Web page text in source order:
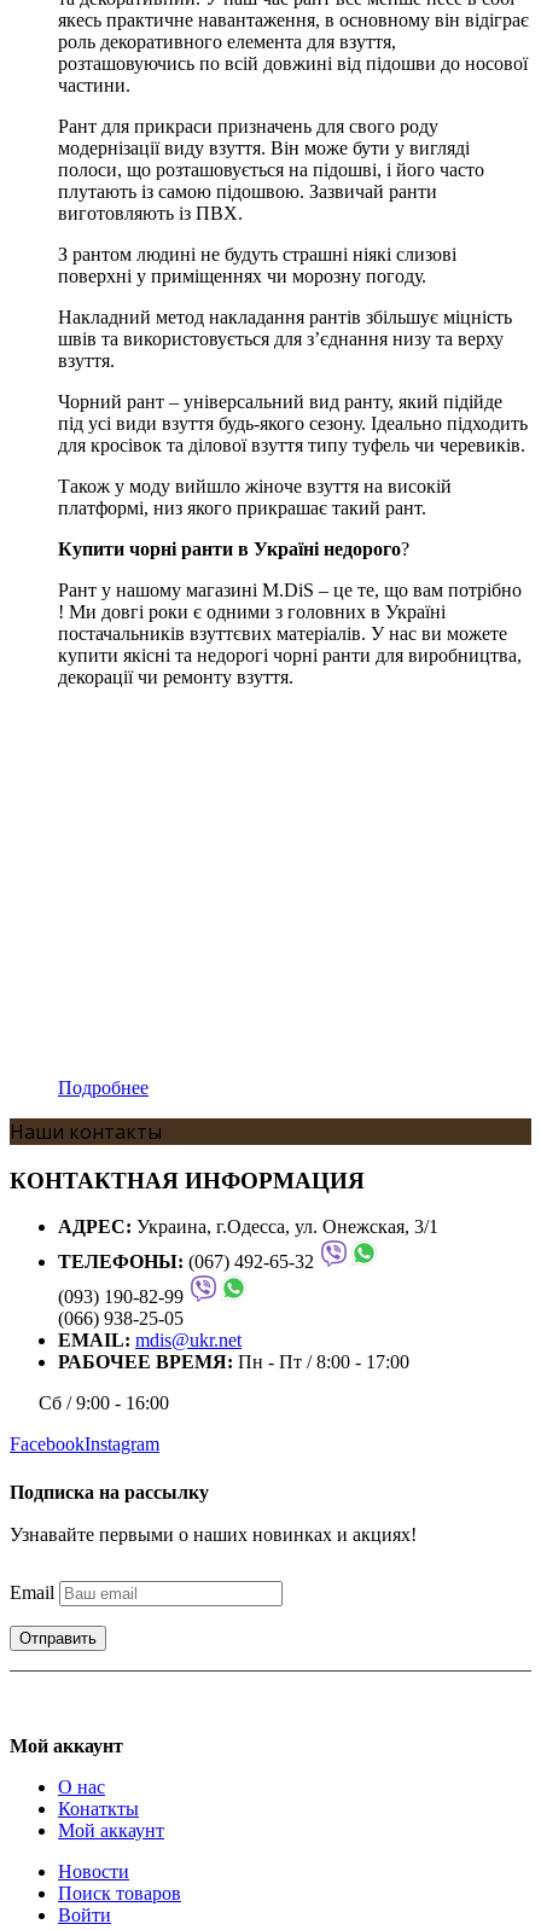
якесь практичне навантаження, в основному він відіграє
роль декоративного елемента для взуття,
розташовуючись по всій довжині від підошви до носової
частини.
Рант для прикраси призначень для свого роду
модернізації виду взуття. Він може бути у вигляді
полоси, що розташовується на підошві, і його часто
плутають із самою підошвою. Зазвичай ранти
виготовляють із ПВХ.
З рантом людині не будуть страшні ніякі слизові
поверхні у приміщеннях чи морозну погоду.
Накладний метод накладання рантів збільшує міцність
швів та використовується для з’єднання низу та верху
взуття.
Чорний рант – універсальний вид ранту, який підійде
під усі види взуття будь-якого сезону. Ідеально підходить
для кросівок та ділової взуття типу туфель чи черевиків.
Також у моду вийшло жіноче взуття на високій
платформі, низ якого прикрашає такий рант.
Купити чорні ранти в Україні недорого?
Рант у нашому магазині M.DiS – це те, що вам потрібно
! Ми довгі роки є одними з головних в Україні
постачальників взуттєвих матеріалів. У нас ви можете
купити якісні та недорогі чорні ранти для виробництва,
декорації чи ремонту взуття.
Подробнее
Наши контакты
КОНТАКТНАЯ ИНФОРМАЦИЯ
АДРЕС: Украина, г.Одесса, ул. Онежская, 3/1
ТЕЛЕФОНЫ: (067) 492-65-32
(093) 190-82-99
(066) 938-25-05
EMAIL: mdis@ukr.net
РАБОЧЕЕ ВРЕМЯ: Пн - Пт / 8:00 - 17:00
Сб / 9:00 - 16:00
FacebookInstagram
Подписка на рассылку
Узнавайте первыми о наших новинках и акциях!
Email
Отправить
Мой аккаунт
О нас
Конаткты
Мой аккаунт
Новости
Поиск товаров
Войти